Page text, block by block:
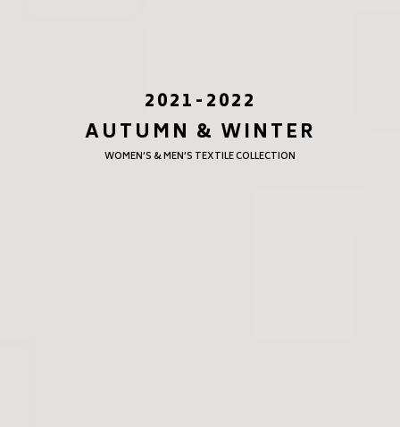
2021-2022
AUTUMN & WINTER
WOMEN’S & MEN’S TEXTILE COLLECTION